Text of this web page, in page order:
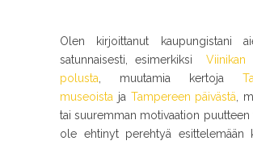
Olen kirjoittanut kaupungistani
satunnaisesti, esimerkiksiViinikan
polusta , muutamia kertoja
museoista ja Tampereen päivästä ,
tai suuremman motivaation puutteen
ole ehtinyt perehtyä esittelemään